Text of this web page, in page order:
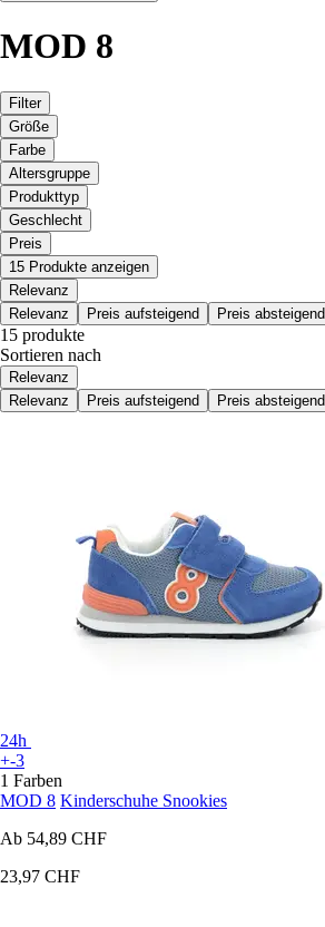
MOD 8
Filter
Größe
Farbe
Altersgruppe
Produkttyp
Geschlecht
Preis
15 Produkte anzeigen
Relevanz
Relevanz
Preis aufsteigend Preis absteigend
15 produkte
Sortieren nach
Relevanz
Relevanz
Preis aufsteigend Preis absteigend
24h
+-3
1 Farben
MOD 8 Kinderschuhe Snookies
Ab 54,89 CHF
23,97 CHF